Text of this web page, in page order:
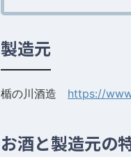
製造元
楯の川酒造 https://
お酒と製造元の